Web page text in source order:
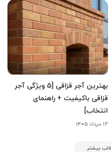
بهترین آجر قزاقی [5 ویژگی آجر
قزاقی باکیفیت + راهنمای
انتخاب]
۱۲ مرداد ۱۴۰۵
بیشتر